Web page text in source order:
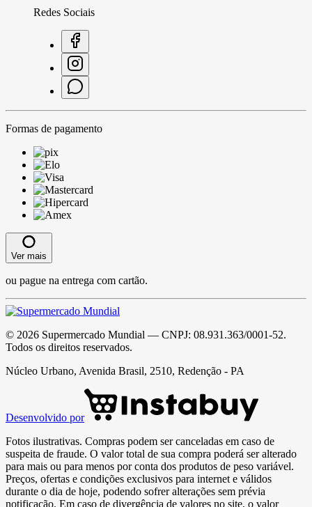
Redes Sociais
Formas de pagamento
Ver mais
ou pague na entrega com cartão.
© 2026 Supermercado Mundial — CNPJ: 08.931.363/0001-52.
Todos os direitos reservados.
Núcleo Urbano, Avenida Brasil, 2510, Redenção - PA
Desenvolvido por
Fotos ilustrativas. Compras podem ser canceladas em caso de
suspeita de fraude. O valor total de sua compra poderá ser alterado
para mais ou para menos por conta dos produtos de peso variável.
Preços, ofertas e condições exclusivos para internet e válidos
durante o dia de hoje, podendo sofrer alterações sem prévia
notificação. Em caso de divergência de valores no site, o valor